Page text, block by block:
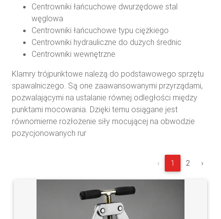
Centrowniki łańcuchowe dwurzędowe stal
węglowa
Centrowniki łańcuchowe typu ciężkiego
Centrowniki hydrauliczne do dużych średnic
Centrowniki wewnętrzne
Klamry trójpunktowe należą do podstawowego sprzętu
spawalniczego. Są one zaawansowanymi przyrządami,
pozwalającymi na ustalanie równej odległości między
punktami mocowania. Dzięki temu osiągane jest
równomierne rozłożenie siły mocującej na obwodzie
pozycjonowanych rur
‹ 1 2 ›